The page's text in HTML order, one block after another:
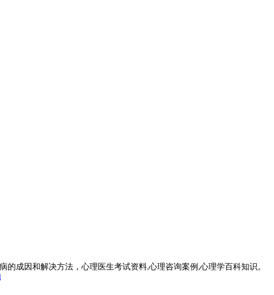
的成因和解决方法，心理医生考试资料,心理咨询案例,心理学百科知识。